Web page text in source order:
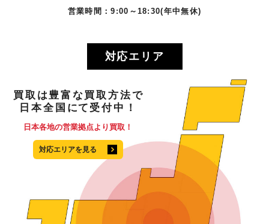
営業時間：9:00～18:30(年中無休)
対応エリア
買取 は 豊富な買取方法で
日本全国 にて 受付中！
日本各地の営業拠点より買取！
対応エリアを見る